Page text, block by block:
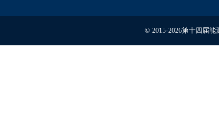
© 2015-2026第十四届